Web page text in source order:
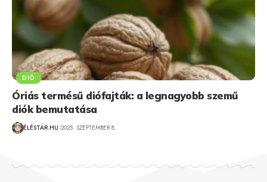
DIÓ
Óriás termésű diófajták: a legnagyobb szemű
diók bemutatása
ÉLÉSTÁR.HU 2025. SZEPTEMBER 8.